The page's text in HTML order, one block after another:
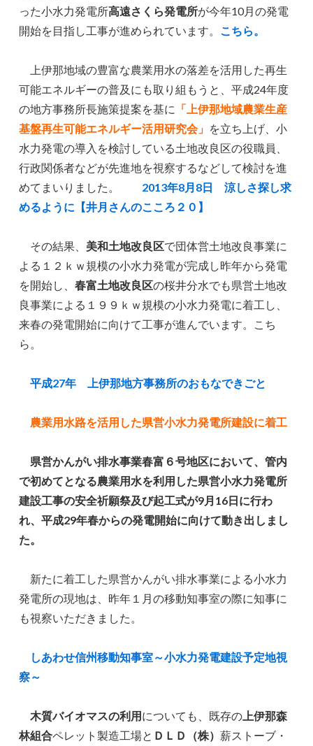
った小水力発電所高遠さくら発電所が今年10月の発電
開始を目指し工事が進められています。 こちら。
上伊那地域の豊富な農業用水の落差を活用した再生
可能エネルギーの普及にも取り組もうと、平成24年度
の地方事務所長施策提案を基に 「上伊那地域農業生産
基盤再生可能エネルギー活用研究会」 を立ち上げ、小
水力発電の導入を検討している土地改良区の役職員、
行政関係者などが先進地を視察するなどして検討を進
めてまいりました。
2013年8月8日涼しさ探し求
めるように【井月さんのこころ２０】
その結果、 美和土地改良区で団体営土地改良事業に
よる１２ｋｗ規模の小水力発電が完成し昨年から発電
を開始し、春富土地改良区の桜井分水でも県営土地改
良事業による１９９ｋｗ規模の小水力発電に着工し、
来春の発電開始に向けて工事が進んでいます。こち
ら。
平成27年 上伊那地方事務所のおもなできごと
農業用水路を活用した県営小水力発電所建設に着工
県営かんがい排水事業春富６号地区において、管内
で初めてとなる農業用水を利用した県営小水力発電所
建設工事の安全祈願祭及び起工式が9月16日に行わ
れ、平成29年春からの発電開始に向けて動き出しまし
た。
新たに着工した県営かんがい排水事業による小水力
発電所の現地は、昨年１月の移動知事室の際に知事に
も視察いただきました。
しあわせ信州移動知事室～小水力発電建設予定地視
察～
木質バイオマスの利用についても、既存の 上伊那森
林組合ペレット製造工場と ＤＬＤ（株）薪ストーブ・